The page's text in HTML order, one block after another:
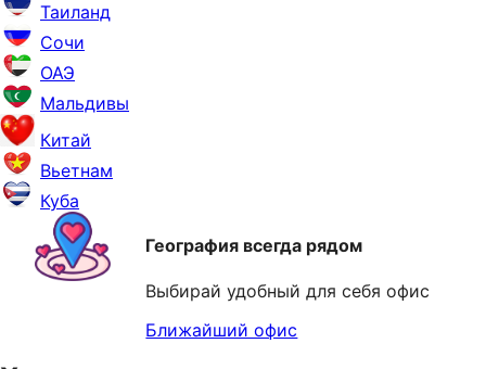
Таиланд
Сочи
ОАЭ
Мальдивы
Китай
Вьетнам
Куба
География всегда рядом
Выбирай удобный для себя офис
Ближайший офис